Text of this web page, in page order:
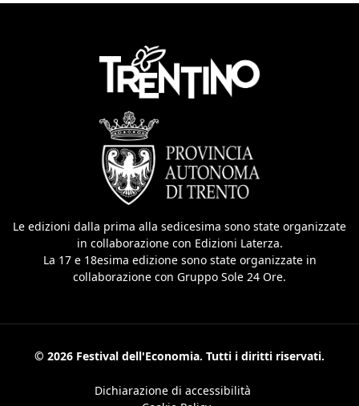
Le edizioni dalla prima alla sedicesima sono state organizzate
in collaborazione con Edizioni Laterza.
La 17 e 18esima edizione sono state organizzate in
collaborazione con Gruppo Sole 24 Ore.
© 2026 Festival dell'Economia. Tutti i diritti riservati.
Dichiarazione di accessibilità